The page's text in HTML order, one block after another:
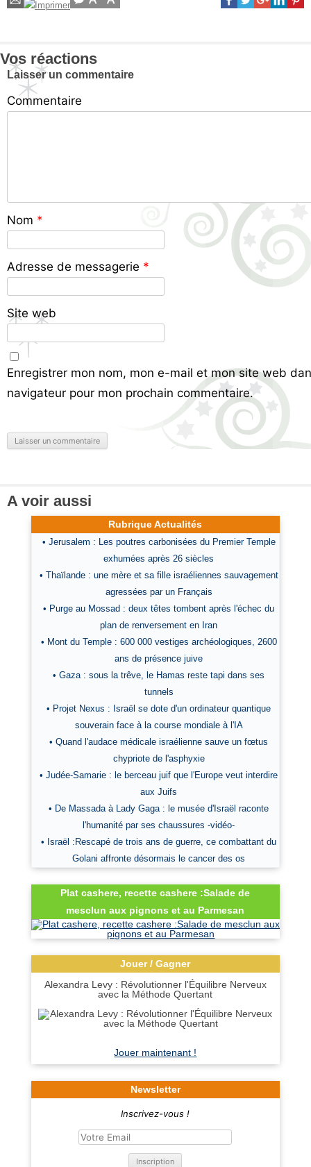
Vos réactions
Laisser un commentaire
Commentaire
Nom *
Adresse de messagerie *
Site web
Enregistrer mon nom, mon e-mail et mon site web
navigateur pour mon prochain commentaire.
A voir aussi
Rubrique Actualités
• Jerusalem : Les poutres carbonisées du Premier Temple
exhumées après 26 siècles
• Thaïlande : une mère et sa fille israéliennes sauvagement
agressées par un Français
• Purge au Mossad : deux têtes tombent après l'échec du
plan de renversement en Iran
• Mont du Temple : 600 000 vestiges archéologiques, 2600
ans de présence juive
• Gaza : sous la trêve, le Hamas reste tapi dans ses
tunnels
• Projet Nexus : Israël se dote d'un ordinateur quantique
souverain face à la course mondiale à l'IA
• Quand l'audace médicale israélienne sauve un fœtus
chypriote de l'asphyxie
• Judée-Samarie : le berceau juif que l'Europe veut interdire
aux Juifs
• De Massada à Lady Gaga : le musée d'Israël raconte
l'humanité par ses chaussures -vidéo-
• Israël :Rescapé de trois ans de guerre, ce combattant du
Golani affronte désormais le cancer des os
Plat cashere, recette cashere :Salade de
mesclun aux pignons et au Parmesan
Jouer / Gagner
Alexandra Levy : Révolutionner l'Équilibre Nerveux
avec la Méthode Quertant
Jouer maintenant !
Newsletter
Inscrivez-vous !